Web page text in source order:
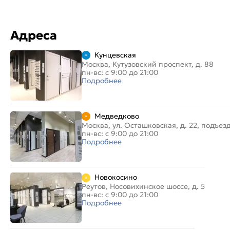
Адреса
Кунцевская
Москва, Кутузовский проспект, д. 88
пн-вс: с 9:00 до 21:00
Подробнее
Медведково
Москва, ул. Осташковская, д. 22,
пн-вс: с 9:00 до 21:00
Подробнее
Новокосино
Реутов, Носовихинское шоссе, д. 5
пн-вс: с 9:00 до 21:00
Подробнее